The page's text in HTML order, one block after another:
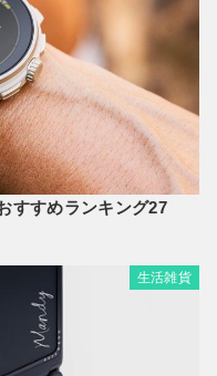
すすめランキング27
生活雑貨